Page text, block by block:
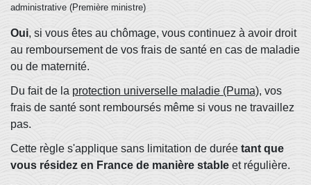
administrative (Première ministre)
Oui, si vous êtes au chômage, vous continuez à avoir droit
au remboursement de vos frais de santé en cas de maladie
ou de maternité.
Du fait de la protection universelle maladie (Puma), vos
frais de santé sont remboursés même si vous ne travaillez
pas.
Cette règle s'applique sans limitation de durée tant que
vous résidez en France de manière stable et régulière.